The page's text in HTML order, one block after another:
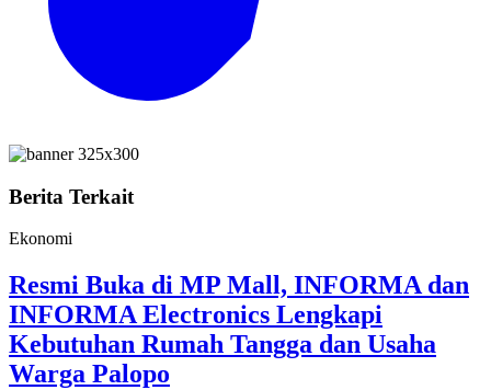
Berita Terkait
Ekonomi
Resmi Buka di MP Mall, INFORMA dan
INFORMA Electronics Lengkapi
Kebutuhan Rumah Tangga dan Usaha
Warga Palopo